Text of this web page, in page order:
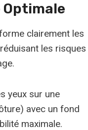
clairement les
les risques
yeux sur une
avec un fond
maximale.